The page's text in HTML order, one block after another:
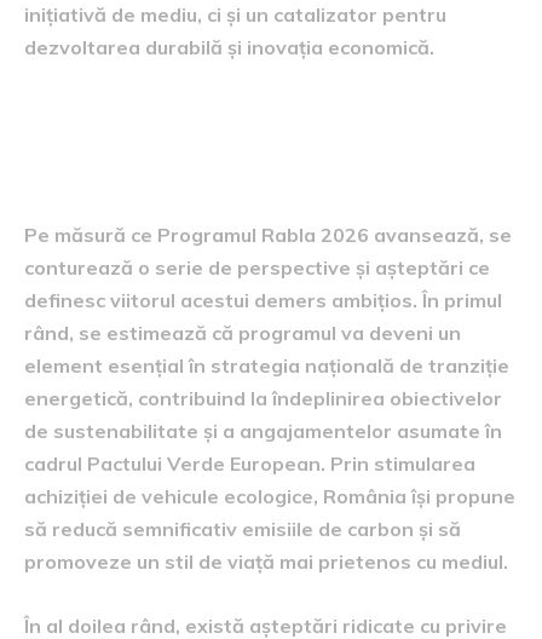
inițiativă de mediu, ci și un catalizator pentru
dezvoltarea durabilă și inovația economică.
Pe măsură ce Programul Rabla 2026 avansează, se
conturează o serie de perspective și așteptări ce
definesc viitorul acestui demers ambițios. În primul
rând, se estimează că programul va deveni un
element esențial în strategia națională de tranziție
energetică, contribuind la îndeplinirea obiectivelor
de sustenabilitate și a angajamentelor asumate în
cadrul Pactului Verde European. Prin stimularea
achiziției de vehicule ecologice, România își propune
să reducă semnificativ emisiile de carbon și să
promoveze un stil de viață mai prietenos cu mediul.
În al doilea rând, există așteptări ridicate cu privire